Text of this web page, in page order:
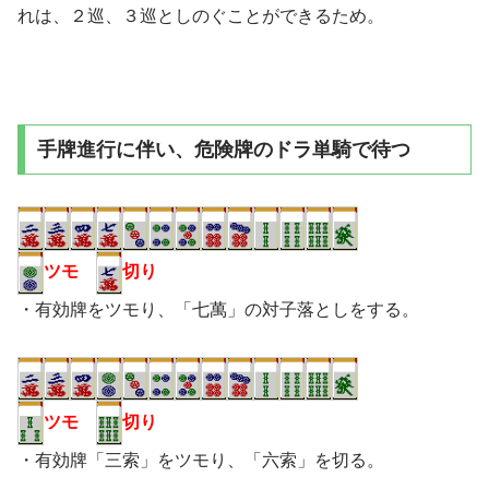
れは、２巡、３巡としのぐことができるため。
手牌進行に伴い、危険牌のドラ単騎で待つ
ツモ 切り
・有効牌をツモり、「七萬」の対子落としをする。
ツモ 切り
・有効牌「三索」をツモり、「六索」を切る。